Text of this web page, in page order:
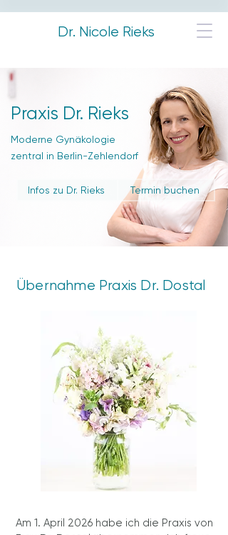
Dr. Nicole Rieks
Praxis Dr. Rieks
Moderne Gynäkologie
zentral in Berlin-Zehlendorf
Infos zu Dr. Rieks Termin buchen
Übernahme Praxis Dr. Dostal
Am 1. April 2026 habe ich die Praxis von